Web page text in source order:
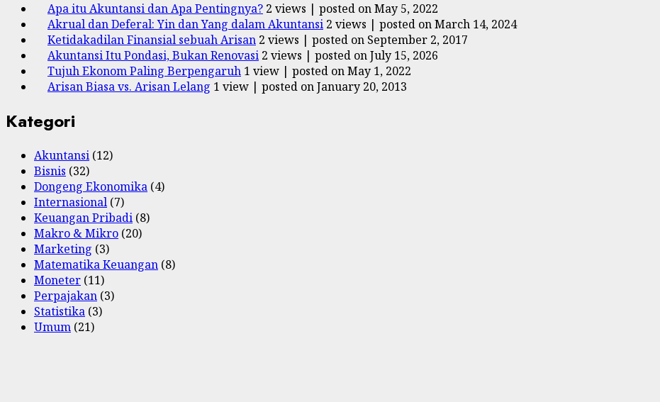
Apa itu Akuntansi dan Apa Pentingnya? 2 views | posted on May 5, 2022
Akrual dan Deferal: Yin dan Yang dalam Akuntansi 2 views | posted on March 14, 2024
Ketidakadilan Finansial sebuah Arisan 2 views | posted on September 2, 2017
Akuntansi Itu Pondasi, Bukan Renovasi 2 views | posted on July 15, 2026
Tujuh Ekonom Paling Berpengaruh 1 view | posted on May 1, 2022
Arisan Biasa vs. Arisan Lelang 1 view | posted on January 20, 2013
Kategori
Akuntansi (12)
Bisnis (32)
Dongeng Ekonomika (4)
Internasional (7)
Keuangan Pribadi (8)
Makro & Mikro (20)
Marketing (3)
Matematika Keuangan (8)
Moneter (11)
Perpajakan (3)
Statistika (3)
Umum (21)